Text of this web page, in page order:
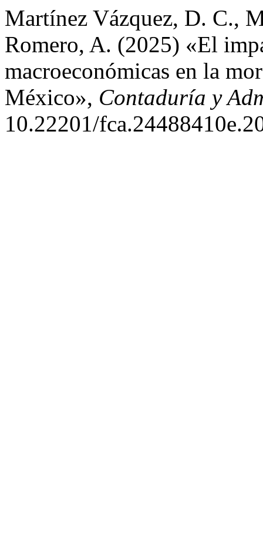
Martínez Vázquez, D. C.,
Romero, A. (2025) «El
macroeconómicas en la
México», Contaduría y
10.22201/